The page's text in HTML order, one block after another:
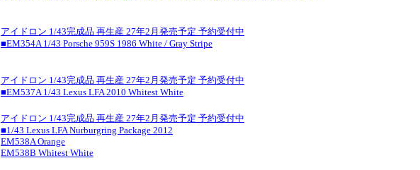
アイドロン 1/43完成品 再生産 27年2月発売予定 予約受付中
■EM354A 1/43 Porsche 959S 1986 White / Gray Stripe
アイドロン 1/43完成品 再生産 27年2月発売予定 予約受付中
■EM537A 1/43 Lexus LFA 2010 Whitest White
アイドロン 1/43完成品 再生産 27年2月発売予定 予約受付中
■1/43 Lexus LFA Nurburgring Package 2012
EM538A Orange
EM538B Whitest White